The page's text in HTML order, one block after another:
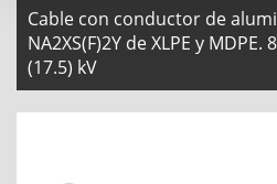
Cable con conductor de
NA2XS(F)2Y de XLPE y MDPE.
(17.5) kV